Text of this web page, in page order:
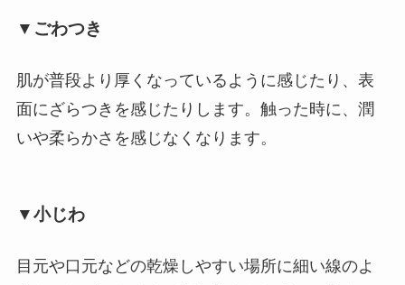
▼ごわつき
肌が普段より厚くなっているように感じたり、表
面にざらつきを感じたりします。触った時に、潤
いや柔らかさを感じなくなります。
▼小じわ
目元や口元などの乾燥しやすい場所に細い線のよ